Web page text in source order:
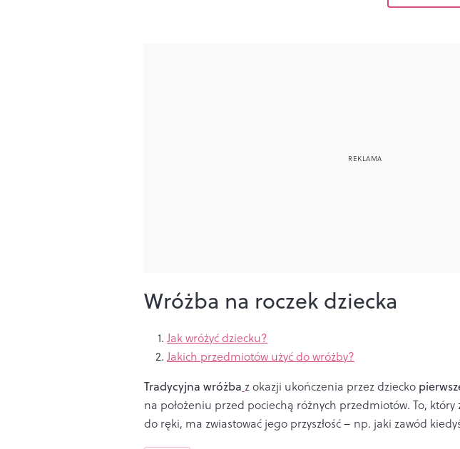
Wróżba na roczek dziecka
Jak wróżyć dziecku?
Jakich przedmiotów użyć do wróżby?
Tradycyjna wróżba z okazji ukończenia przez dziecko
na położeniu przed pociechą różnych przedmiotów. To,
do ręki, ma zwiastować jego przyszłość – np. jaki zawód